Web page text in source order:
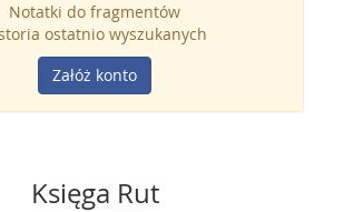
Notatki do fragmentów
ostatnio wyszukanych
Załóż konto
Księga Rut